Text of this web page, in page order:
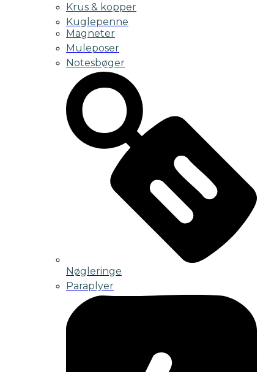
Krus & kopper
Kuglepenne
Magneter
Muleposer
Notesbøger
Nøgleringe
Paraplyer